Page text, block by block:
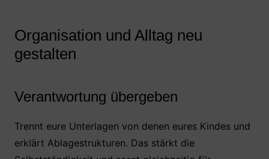
Organisation und Alltag neu
gestalten
Verantwortung übergeben
Trennt eure Unterlagen von denen eures Kindes und
erklärt Ablagestrukturen. Das stärkt die